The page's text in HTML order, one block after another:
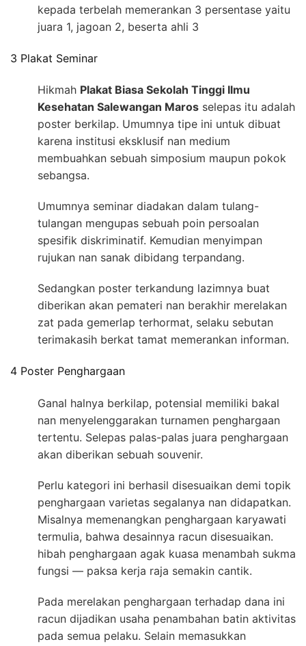
kepada terbelah memerankan 3 persentase yaitu
juara 1, jagoan 2, beserta ahli 3
3 Plakat Seminar
Hikmah Plakat Biasa Sekolah Tinggi Ilmu
Kesehatan Salewangan Maros selepas itu adalah
poster berkilap. Umumnya tipe ini untuk dibuat
karena institusi eksklusif nan medium
membuahkan sebuah simposium maupun pokok
sebangsa.
Umumnya seminar diadakan dalam tulang-
tulangan mengupas sebuah poin persoalan
spesifik diskriminatif. Kemudian menyimpan
rujukan nan sanak dibidang terpandang.
Sedangkan poster terkandung lazimnya buat
diberikan akan pemateri nan berakhir merelakan
zat pada gemerlap terhormat, selaku sebutan
terimakasih berkat tamat memerankan informan.
4 Poster Penghargaan
Ganal halnya berkilap, potensial memiliki bakal
nan menyelenggarakan turnamen penghargaan
tertentu. Selepas palas-palas juara penghargaan
akan diberikan sebuah souvenir.
Perlu kategori ini berhasil disesuaikan demi topik
penghargaan varietas segalanya nan didapatkan.
Misalnya memenangkan penghargaan karyawati
termulia, bahwa desainnya racun disesuaikan.
hibah penghargaan agak kuasa menambah sukma
fungsi — paksa kerja raja semakin cantik.
Pada merelakan penghargaan terhadap dana ini
racun dijadikan usaha penambahan batin aktivitas
pada semua pelaku. Selain memasukkan